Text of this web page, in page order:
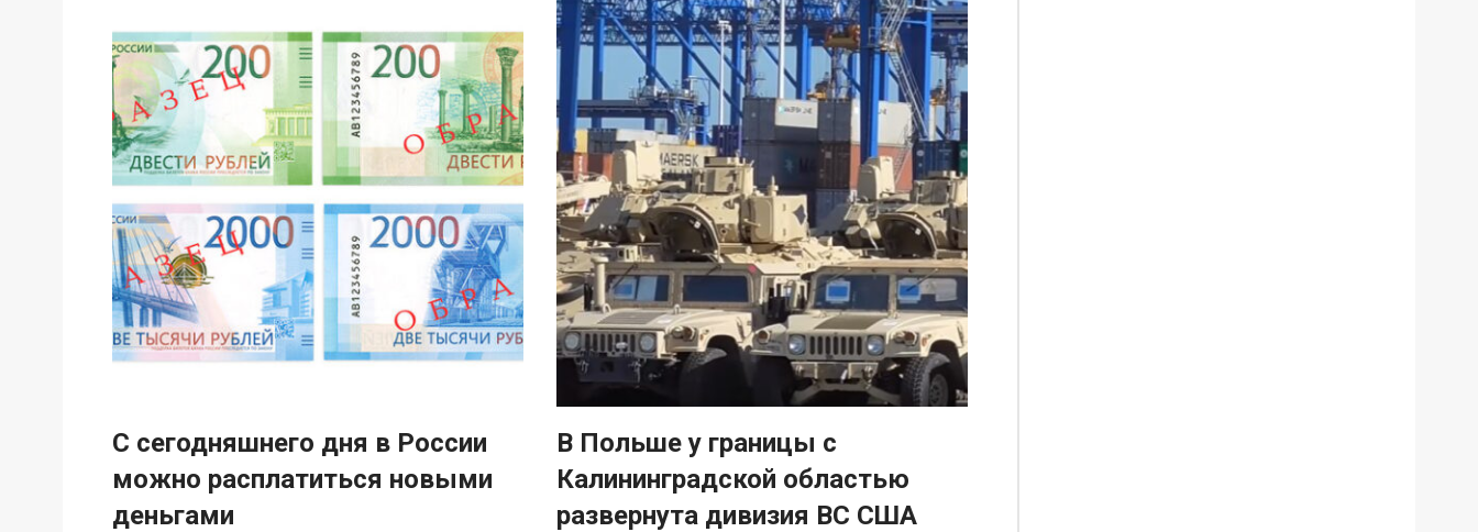
С сегодняшнего дня в России
можно расплатиться новыми
деньгами
В Польше у границы с
Калининградской областью
развернута дивизия ВС США